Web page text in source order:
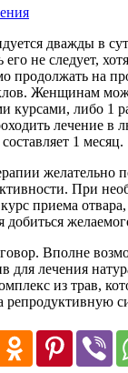
дважды в
не следует,
продолжать на
Женщинам
курсами, либо 1
лечение в
1 месяц.
желательно
При
приема
добиться
Вполне
лечения
из трав,
репродуктивную